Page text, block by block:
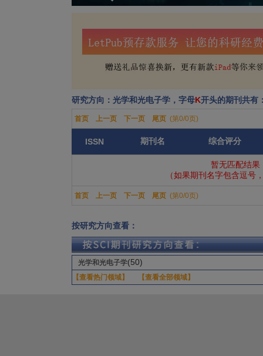
研究方向：光学和光电子学，字母K开头的期刊共有
首页 上一页 下一页 尾页 (第0/0页)
ISSN 期刊名 综合评分
暂无匹配结果
（如果期刊名字包含逗号
首页 上一页 下一页 尾页 (第0/0页)
按研究方向查看：
光学和光电子学(50)
【查看热门领域】 【查看全部领域】